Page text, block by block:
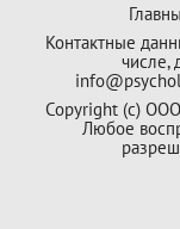
Контактные
числе,
Copyright (с)
Любое